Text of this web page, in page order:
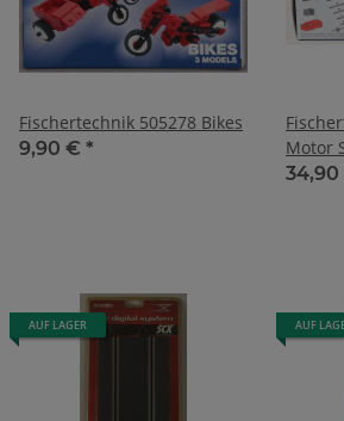
Fischertechnik 505278 Bikes
9,90 € *
Motor
34,90
AUF LAGER AUF